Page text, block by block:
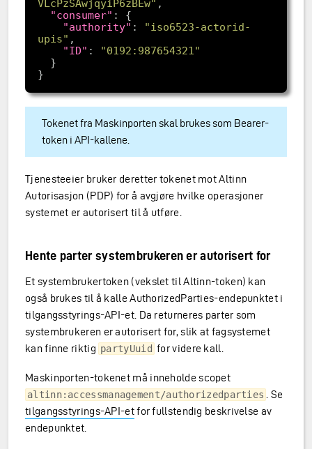
VLcPzSAwjqyiP6zBEw"
"consumer"
"authority" :
"iso6523-actorid-
upis"
"ID" :
"0192:987654321"
Tokenet fra Maskinporten skal brukes som Bearer-
token i API-kallene.
Tjenesteeier bruker deretter tokenet mot Altinn
Autorisasjon (PDP) for å avgjøre hvilke operasjoner
systemet er autorisert til å utføre.
Hente parter systembrukeren er autorisert for
Et systembrukertoken (vekslet til Altinn-token) kan
også brukes til å kalle AuthorizedParties-endepunktet i
tilgangsstyrings-API-et. Da returneres parter som
systembrukeren er autorisert for, slik at fagsystemet
kan finne riktig partyUuid for videre kall.
Maskinporten-tokenet må inneholde scopet
altinn:accessmanagement/authorizedparties
. Se
tilgangsstyrings-API-etfor fullstendig beskrivelse av
endepunktet.